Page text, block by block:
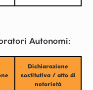
Autonomi:
Dichiarazione
sostitutiva / atto di
notorietà